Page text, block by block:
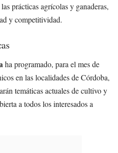
prácticas agrícolas y ganaderas,
y competitividad.
ha programado, para el mes de
en las localidades de Córdoba,
temáticas actuales de cultivo y
a todos los interesados a